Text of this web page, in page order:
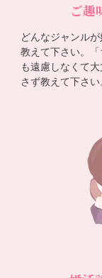
ご趣
どんなジャンル
教えて下さい。
も遠慮しなくて
さず教えて下さい